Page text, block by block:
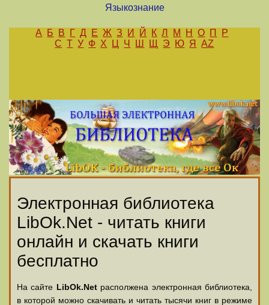
Языкознание
А Б В Г Д Е Ж З И Й К Л М Н О П
Р
С Т У Ф Х Ц Ч Ш Щ Э Ю Я AZ
Электронная библиотека
LibOk.Net - читать книги
онлайн и скачать книги
бесплатно
На сайте LibOk.Netрасполжена электронная библиотека,
в которой можно скачивать и читать тысячи книг в режиме